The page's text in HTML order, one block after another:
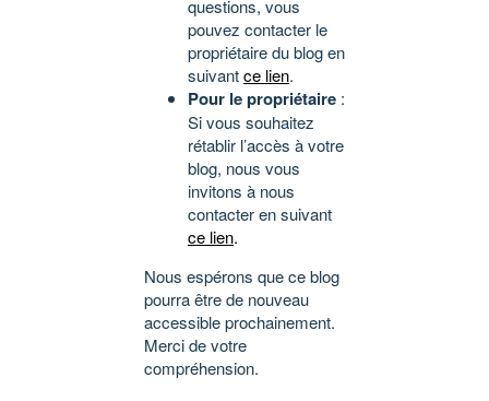
questions, vous
pouvez contacter le
propriétaire du blog en
suivantce lien.
Pour le propriétaire :
Si vous souhaitez
rétablir l’accès à votre
blog, nous vous
invitons à nous
contacter en suivant
ce lien.
Nous espérons que ce blog
pourra être de nouveau
accessible prochainement.
Merci de votre
compréhension.